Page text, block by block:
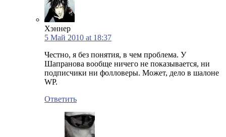
Хэннер
5 Май 2010 at 18:37
Честно, я без понятия, в чем проблема. У
Шапранова вообще ничего не показывается, ни
подписчики ни фолловеры. Может, дело в шалоне
WP.
Ответить